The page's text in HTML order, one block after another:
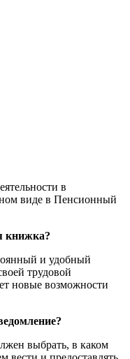
в
виде в Пенсионный
книжка?
и удобный
трудовой
новые возможности
выбрать, в каком